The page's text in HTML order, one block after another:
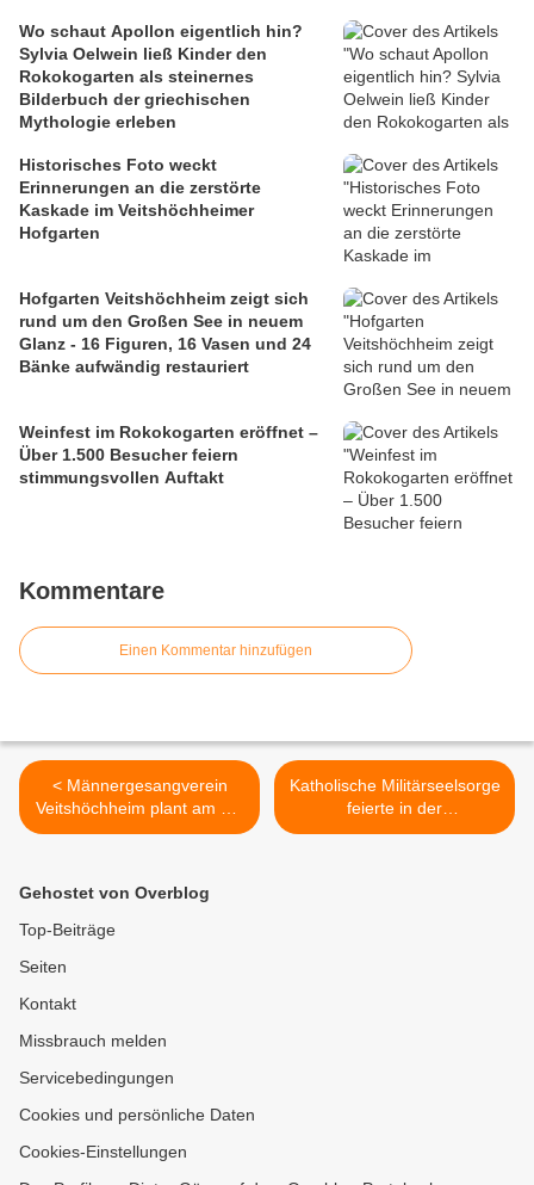
Wo schaut Apollon eigentlich hin?
Sylvia Oelwein ließ Kinder den
Rokokogarten als steinernes
Bilderbuch der griechischen
Mythologie erleben
Historisches Foto weckt
Erinnerungen an die zerstörte
Kaskade im Veitshöchheimer
Hofgarten
Hofgarten Veitshöchheim zeigt sich
rund um den Großen See in neuem
Glanz - 16 Figuren, 16 Vasen und 24
Bänke aufwändig restauriert
Weinfest im Rokokogarten eröffnet –
Über 1.500 Besucher feiern
stimmungsvollen Auftakt
Kommentare
Einen Kommentar hinzufügen
< Männergesangverein
Veitshöchheim plant am 12.
Dezember ein
der Generalversammlung
Katholische Militärseelsorge
feierte in der
Veitshöchheimer Kaserne
Gehostet von Overblog
Top-Beiträge
Seiten
Kontakt
Missbrauch melden
Servicebedingungen
Cookies und persönliche Daten
Cookies-Einstellungen